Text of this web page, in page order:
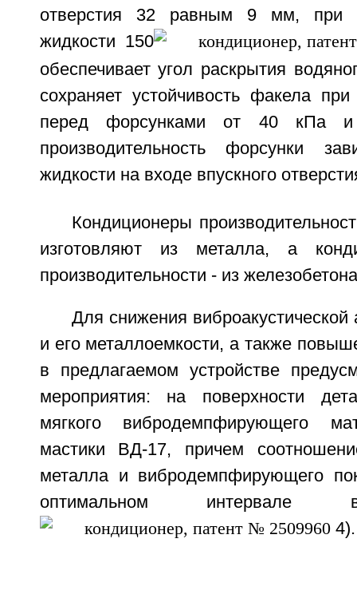
отверстия 32 равным 9 мм, при
жидкости 150
обеспечивает угол раскрытия
сохраняет устойчивость факела
перед форсунками от 40 кПа
производительность форсунки
жидкости на входе впускного
Кондиционеры
изготовляют из металла, а
производительности - из
Для снижения виброакустической
и его металлоемкости, а также
в предлагаемом устройстве
мероприятия: на поверхности
мягкого вибродемпфирующего
мастики ВД-17, причем
металла и вибродемпфирующего
оптимальном интервале
4).